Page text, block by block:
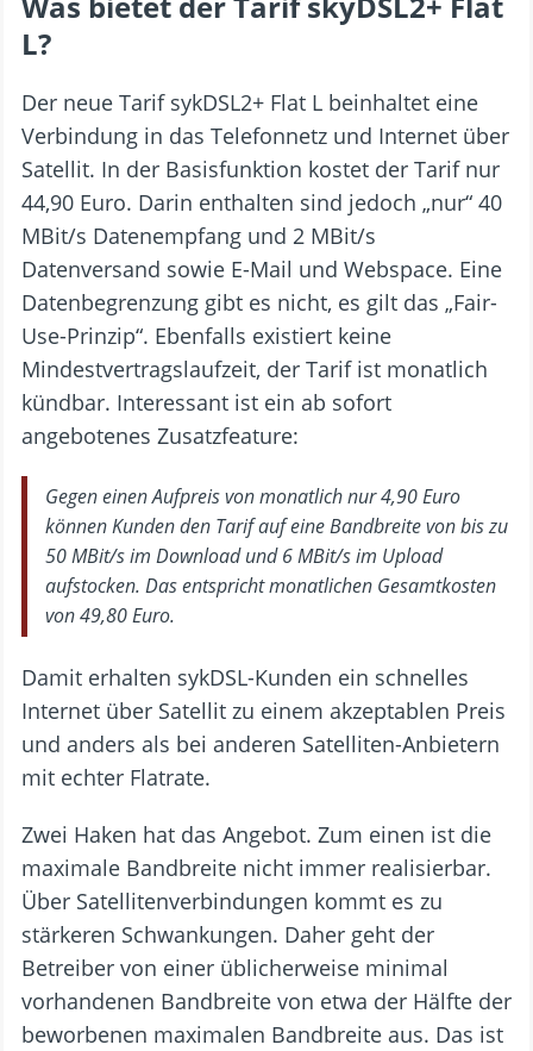
L?
Der neue Tarif sykDSL2+ Flat L beinhaltet eine
Verbindung in das Telefonnetz und Internet über
Satellit. In der Basisfunktion kostet der Tarif nur
44,90 Euro. Darin enthalten sind jedoch „nur“ 40
MBit/s Datenempfang und 2 MBit/s
Datenversand sowie E-Mail und Webspace. Eine
Datenbegrenzung gibt es nicht, es gilt das „Fair-
Use-Prinzip“. Ebenfalls existiert keine
Mindestvertragslaufzeit, der Tarif ist monatlich
kündbar. Interessant ist ein ab sofort
angebotenes Zusatzfeature:
Gegen einen Aufpreis von monatlich nur 4,90 Euro
können Kunden den Tarif auf eine Bandbreite von bis zu
50 MBit/s im Download und 6 MBit/s im Upload
aufstocken. Das entspricht monatlichen Gesamtkosten
von 49,80 Euro.
Damit erhalten sykDSL-Kunden ein schnelles
Internet über Satellit zu einem akzeptablen Preis
und anders als bei anderen Satelliten-Anbietern
mit echter Flatrate.
Zwei Haken hat das Angebot. Zum einen ist die
maximale Bandbreite nicht immer realisierbar.
Über Satellitenverbindungen kommt es zu
stärkeren Schwankungen. Daher geht der
Betreiber von einer üblicherweise minimal
vorhandenen Bandbreite von etwa der Hälfte der
beworbenen maximalen Bandbreite aus. Das ist